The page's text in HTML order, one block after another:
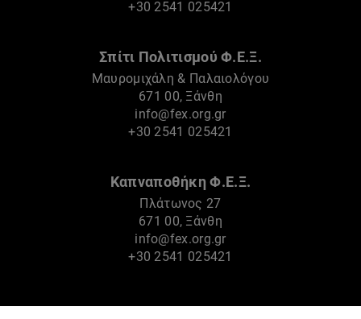
+30 2541 025421
Σπίτι Πολιτισμού Φ.Ε.Ξ.
Μαυρομιχάλη & Παλαιολόγου
671 00, Ξάνθη
info@fex.org.gr
+30 2541 025421
Καπναποθήκη Φ.Ε.Ξ.
Πλάτωνος 27
671 00, Ξάνθη
info@fex.org.gr
+30 2541 025421